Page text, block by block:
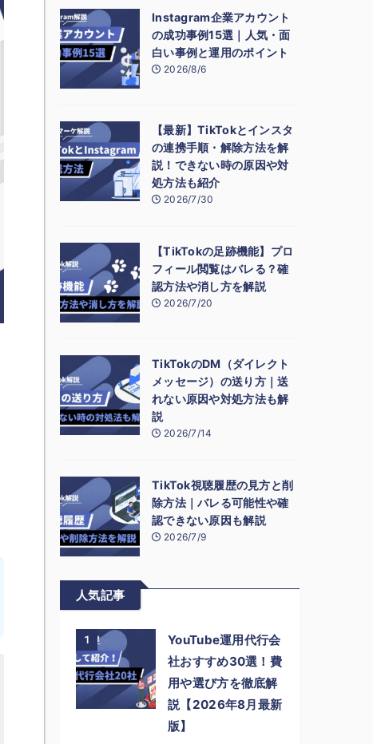
Instagram企業アカウント
の成功事例15選｜人気・面
白い事例と運用のポイント
2026/8/6
【最新】TikTokとインスタ
の連携手順・解除方法を解
説！できない時の原因や対
処方法も紹介
2026/7/30
【TikTokの足跡機能】プロ
フィール閲覧はバレる？確
認方法や消し方を解説
2026/7/20
TikTokのDM（ダイレクト
メッセージ）の送り方｜送
れない原因や対処方法も解
説
2026/7/14
TikTok視聴履歴の見方と削
除方法｜バレる可能性や確
認できない原因も解説
2026/7/9
人気記事
1
YouTube運用代行会
社おすすめ30選！費
用や選び方を徹底解
説【2026年8月最新
版】